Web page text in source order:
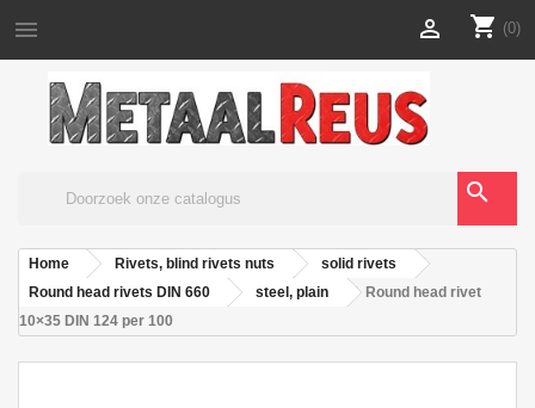
 shopping_cart (0)

search
Home Rivets, blind rivets nuts
solid rivets
Round head rivets DIN 660
steel, plain
Round head rivet
10×35 DIN 124 per 100